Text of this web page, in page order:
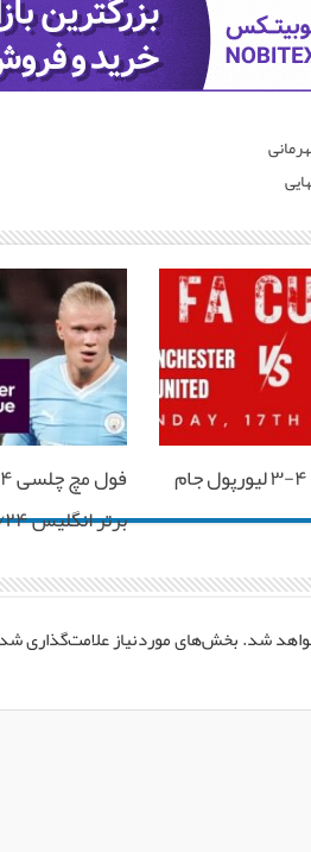
فول مچ منچستریونایتد ۴-۳ لیورپول جام
برتر انگلیس ۲۰۲۳/۲۴
شد.بخش‌های موردنیاز علامت‌گذاری